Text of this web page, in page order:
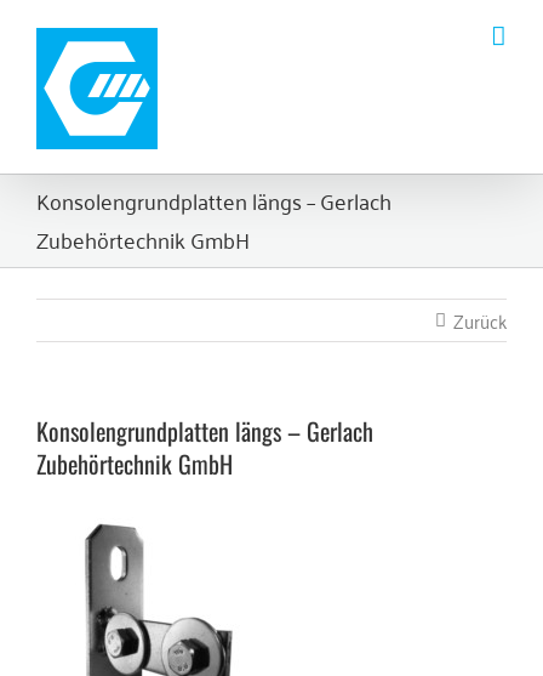
Inhalt
springen
Konsolengrundplatten längs – Gerlach
Zubehörtechnik GmbH
Zurück
Konsolengrundplatten längs – Gerlach
Zubehörtechnik GmbH